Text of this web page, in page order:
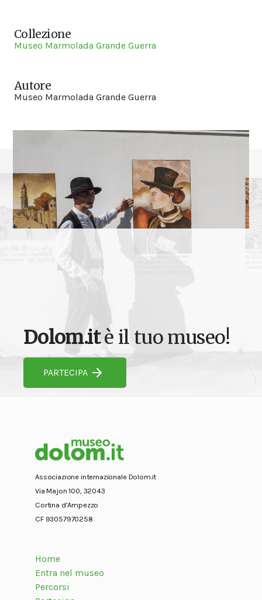
Collezione
Museo Marmolada Grande Guerra
Autore
Museo Marmolada Grande Guerra
Dolom.itè il tuo museo!
PARTECIPA
Associazione internazionale Dolom.it
Via Majon 100, 32043
Cortina d’Ampezzo
CF 93057970258
Home
Entra nel museo
Percorsi